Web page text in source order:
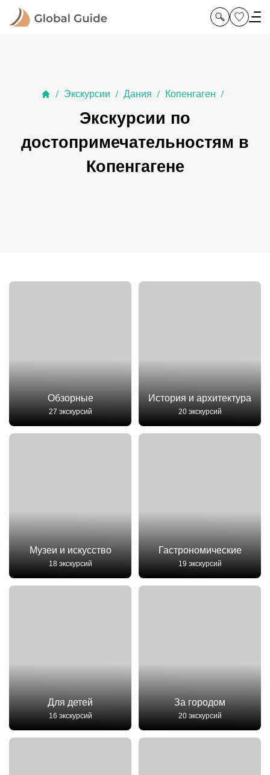
/ Экскурсии / Дания / Копенгаген /
Экскурсии по
достопримечательностям в
Копенгагене
Обзорные
27 экскурсий
История и архитектура
20 экскурсий
Музеи и искусство
18 экскурсий
Гастрономические
19 экскурсий
Для детей
16 экскурсий
За городом
20 экскурсий